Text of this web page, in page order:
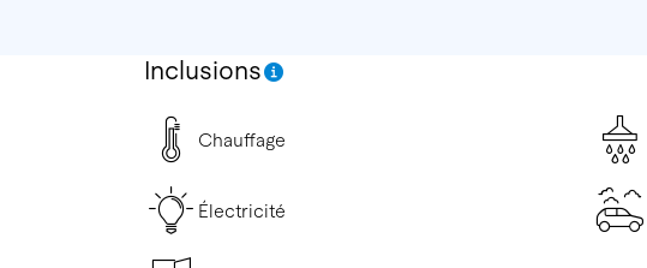
Inclusions
Chauffage
Électricité